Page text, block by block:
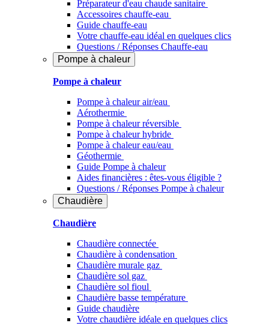
Préparateur d'eau chaude sanitaire
Accessoires chauffe-eau
Guide chauffe-eau
Votre chauffe-eau idéal en quelques clics
Questions / Réponses Chauffe-eau
Pompe à chaleur
Pompe à chaleur
Pompe à chaleur air/eau
Aérothermie
Pompe à chaleur réversible
Pompe à chaleur hybride
Pompe à chaleur​ eau/eau
Géothermie
Guide Pompe à chaleur
Aides financières : êtes-vous éligible ?
Questions / Réponses Pompe à chaleur
Chaudière
Chaudière
Chaudière connectée
Chaudière à condensation
Chaudière murale gaz
Chaudière sol gaz
Chaudière sol fioul
Chaudière basse température
Guide chaudière
Votre chaudière idéale en quelques clics